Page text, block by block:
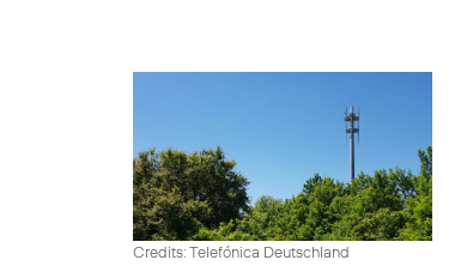
Credits: Telefónica Deutschland